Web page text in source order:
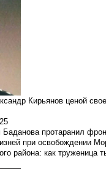
Кирьянов ценой
Баданова протаранил
при освобождении
района: как